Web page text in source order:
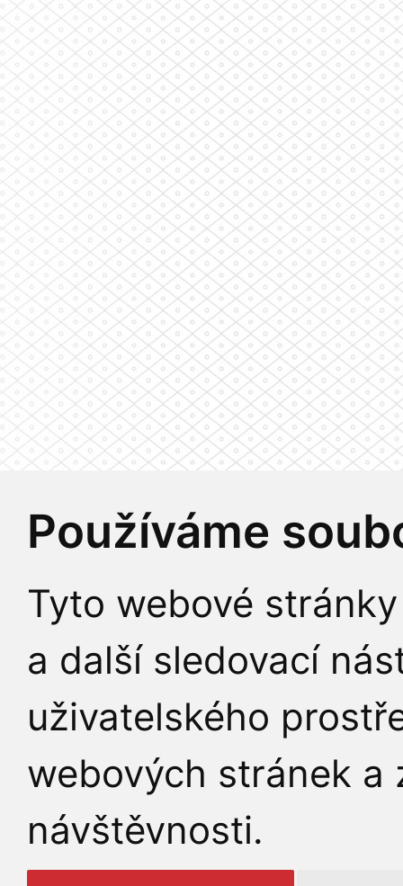
Používáme
Tyto webové
a další sledovací
uživatelského
webových stránek a
návštěvnosti.